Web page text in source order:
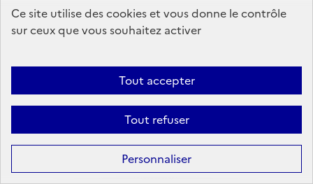
Ce site utilise des cookies et vous donne le contrôle
sur ceux que vous souhaitez activer
Tout accepter
Tout refuser
Personnaliser
Accessibilité : partiellement conforme
Sauf mention explicite de propriété intellectuelle détenue par des tiers,